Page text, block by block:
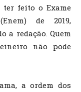
ter feito o Exame
de 2019,
a redação. Quem
não pode
a ordem dos